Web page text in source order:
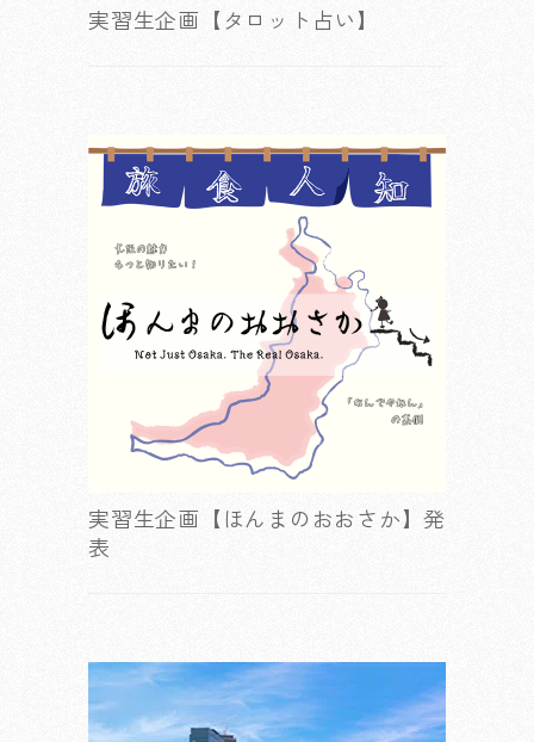
実習生企画【タロット占い】
実習生企画【ほんまのおおさか】発
表